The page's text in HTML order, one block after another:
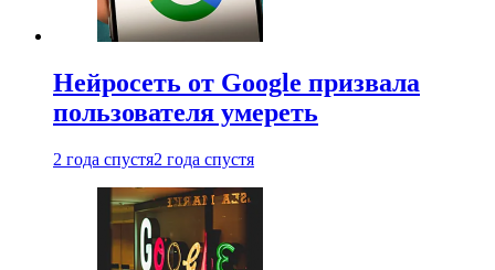
Нейросеть от Google призвала
пользователя умереть
2 года спустя2 года спустя